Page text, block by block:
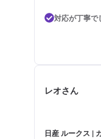
対応が丁寧で
レオさん
日産 ルークス |